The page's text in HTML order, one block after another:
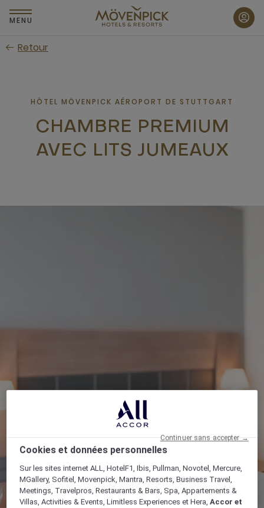
Passer
au
principal
MENU
Retour
HÔTEL MÖVENPICK AÉROPORT DE STUTTGART
CHAMBRE PREMIUM
AVEC LITS JUMEAUX
Cookies et données personnelles
Sur les sites internet ALL, HotelF1, Ibis, Pullman, Novotel, Mercure,
MGallery, Sofitel, Movenpick, Mantra, Resorts, Business Travel,
Meetings, Travelpros, Restaurants & Bars, Spa, Appartements &
Villas, Activities & Events, Limitless Experiences et Hera,Accor et
Continuer sans accepter →